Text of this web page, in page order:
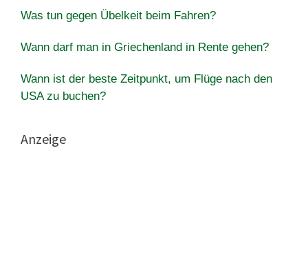
Was tun gegen Übelkeit beim Fahren?
Wann darf man in Griechenland in Rente gehen?
Wann ist der beste Zeitpunkt, um Flüge nach den
USA zu buchen?
Anzeige